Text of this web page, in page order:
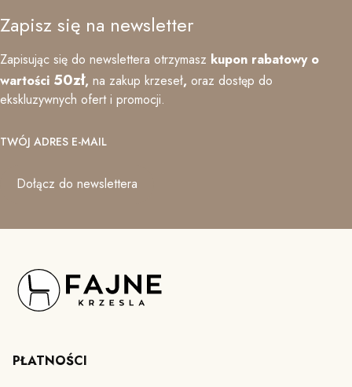
Zapisz się na newsletter
Zapisując się do newslettera otrzymasz kupon rabatowy o
wartości 50zł, na zakup krzeseł, oraz dostęp do
ekskluzywnych ofert i promocji.
TWÓJ ADRES E-MAIL
Dołącz do newslettera
PŁATNOŚCI